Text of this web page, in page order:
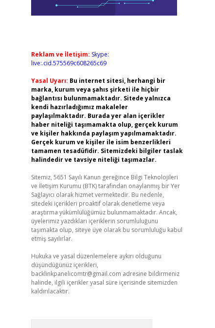
Reklam ve İletişim: Skype:
live:.cid.575569c608265c69
Yasal Uyarı: Bu internet sitesi, herhangi bir
marka, kurum veya şahıs şirketi ile hiçbir
bağlantısı bulunmamaktadır. Sitede yalnızca
kendi hazırladığımız makaleler
paylaşılmaktadır. Burada yer alan içerikler
haber niteliği taşımamakta olup, gerçek kurum
ve kişiler hakkında paylaşım yapılmamaktadır.
Gerçek kurum ve kişiler ile isim benzerlikleri
tamamen tesadüfidir. Sitemizdeki bilgiler taslak
halindedir ve tavsiye niteliği taşımazlar.
Sitemiz, 5651 Sayılı Kanun gereğince Bilgi Teknolojileri
ve İletişim Kurumu (BTK) tarafından onaylanmış bir Yer
Sağlayıcı olarak hizmet vermektedir. Bu nedenle,
sitedeki içerikleri proaktif olarak denetleme veya
araştırma yükümlülüğümüz bulunmamaktadır. Ancak,
üyelerimiz yazdıkları içeriklerin sorumluluğunu
taşımakta olup, siteye üye olarak bu sorumluluğu kabul
etmiş sayılırlar.
Hukuka ve yasal düzenlemelere aykırı olduğunu
düşündüğünüz içerikleri,
backlinkpanelicomtr@gmail.com adresine bildirmeniz
halinde, ilgili içerikler yasal süre içerisinde sitemizden
kaldırılacaktır.